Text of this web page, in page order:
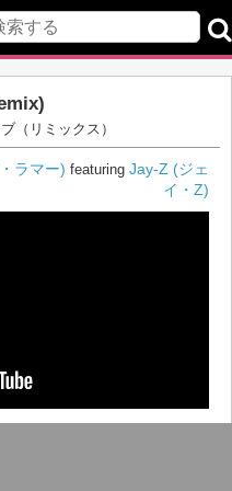
（リミックス）
ラマー) featuring Jay-Z (ジェ
イ・Z)